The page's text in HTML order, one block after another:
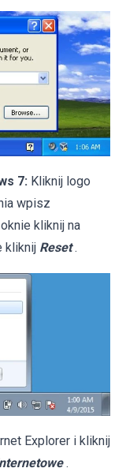
7: Kliknij logo
wpisz
kliknij na
kliknij Reset .
Explorer i kliknij
.